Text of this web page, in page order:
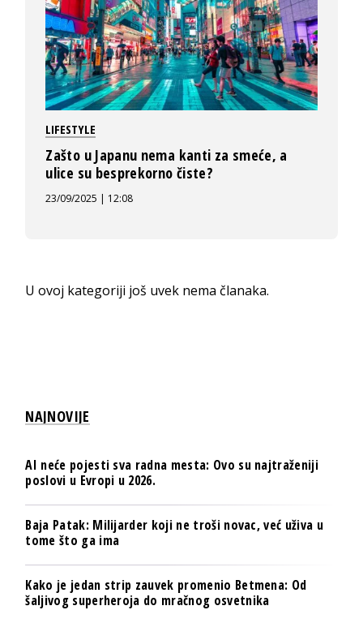
LIFESTYLE
Zašto u Japanu nema kanti za smeće, a
ulice su besprekorno čiste?
23/09/2025 | 12:08
U ovoj kategoriji još uvek nema članaka.
NAJNOVIJE
AI neće pojesti sva radna mesta: Ovo su najtraženiji
poslovi u Evropi u 2026.
Baja Patak: Milijarder koji ne troši novac, već uživa u
tome što ga ima
Kako je jedan strip zauvek promenio Betmena: Od
šaljivog superheroja do mračnog osvetnika